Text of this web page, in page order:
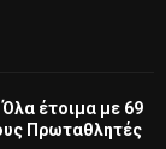
έτοιμα με 69
Πρωταθλητές